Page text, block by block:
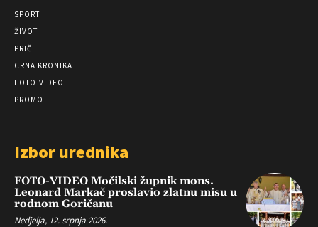
SPORT
ŽIVOT
PRIČE
CRNA KRONIKA
FOTO-VIDEO
PROMO
Izbor urednika
FOTO-VIDEO Močilski župnik mons.
Leonard Markač proslavio zlatnu misu u
rodnom Goričanu
Nedjelja, 12. srpnja 2026.